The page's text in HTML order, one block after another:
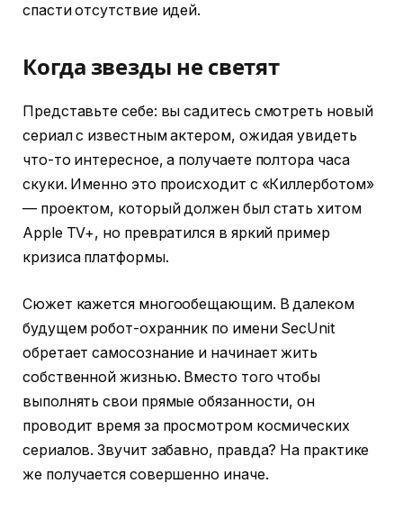
спасти отсутствие идей.
Когда звезды не светят
Представьте себе: вы садитесь смотреть новый
сериал с известным актером, ожидая увидеть
что-то интересное, а получаете полтора часа
скуки. Именно это происходит с «Киллерботом»
— проектом, который должен был стать хитом
Apple TV+, но превратился в яркий пример
кризиса платформы.
Сюжет кажется многообещающим. В далеком
будущем робот-охранник по имени SecUnit
обретает самосознание и начинает жить
собственной жизнью. Вместо того чтобы
выполнять свои прямые обязанности, он
проводит время за просмотром космических
сериалов. Звучит забавно, правда? На практике
же получается совершенно иначе.